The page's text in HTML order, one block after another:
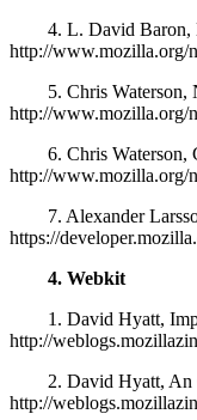
4. L. David Baron,
http://www.mozilla.org/
5. Chris
http://www.mozilla.org/
6. Chris Waterson,
http://www.mozilla.org/
7. Alexander
https://
4. Webkit
1. David Hyatt,
http://
2. David Hyatt,
http://